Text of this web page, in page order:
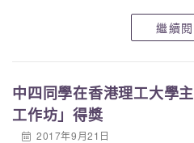
繼續
中四同學在香港理工大學
工作坊」得獎
2017年9月21日